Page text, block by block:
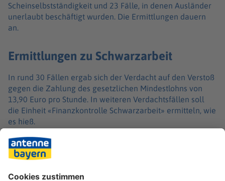
Scheinselbstständigkeit und 23 Fälle, in denen Ausländer
unerlaubt beschäftigt wurden. Die Ermittlungen dauern
an.
Ermittlungen zu Schwarzarbeit
In rund 30 Fällen ergab sich der Verdacht auf den Verstoß
gegen die Zahlung des gesetzlichen Mindestlohns von
13,90 Euro pro Stunde. In weiteren Verdachtsfällen soll
die Einheit «Finanzkontrolle Schwarzarbeit» ermitteln, wie
es hieß.
Insgesamt wurden 57 Betriebe überprüft und etwa 150
Personen zu ihren Beschäftigungsverhältnissen befragt. Es
handelte sich demnach um Friseure und Betriebe aus dem
Gaststätten- und Beherbergungsgewerbe, dem